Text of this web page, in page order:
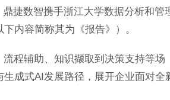
捷数智携手浙江大学数据分析和管
内容简称其为《报告》）。
程辅助、知识撷取到决策支持等场
成式AI发展路径，展开企业面对全